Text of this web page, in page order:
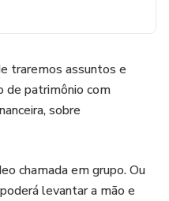
traremos assuntos e
de patrimônio com
sobre
chamada em grupo. Ou
levantar a mão e